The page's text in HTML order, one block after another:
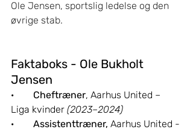
Ole Jensen, sportslig ledelse og den
øvrige stab.
Faktaboks - Ole Bukholt
Jensen
· Cheftræner, Aarhus United –
Liga kvinder (2023–2024)
· Assistenttræner, Aarhus United -